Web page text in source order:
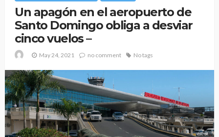
Un apagón en el aeropuerto de
Santo Domingo obliga a desviar
cinco vuelos –
May 24, 2021 no comment No tags